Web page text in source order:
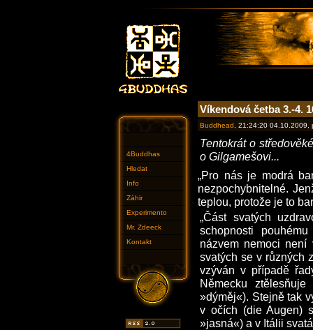
4Buddhas
Hledat
Info
Záhir
Experimento
Mr. Zdeeck
Kontakt
Víkendová četba 3.-4.
Buddhead , 21:24:20
Tentokrát o
o Gilgamešovi...
„Pro nás je modrá
nezpochybnitelné.
teplou, protože je to
„Část svatých
schopnosti
názvem nemoci
svatých se v různých
vzýván v případě
Německu
»dýměj«). Stejně tak
v očích (die Augen)
»jasná«) a v Itálii